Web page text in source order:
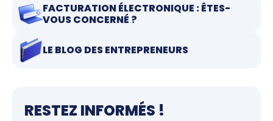
FACTURATION ÉLECTRONIQUE : ÊTES-
VOUS CONCERNÉ ?
LE BLOG DES ENTREPRENEURS
RESTEZ INFORMÉS !